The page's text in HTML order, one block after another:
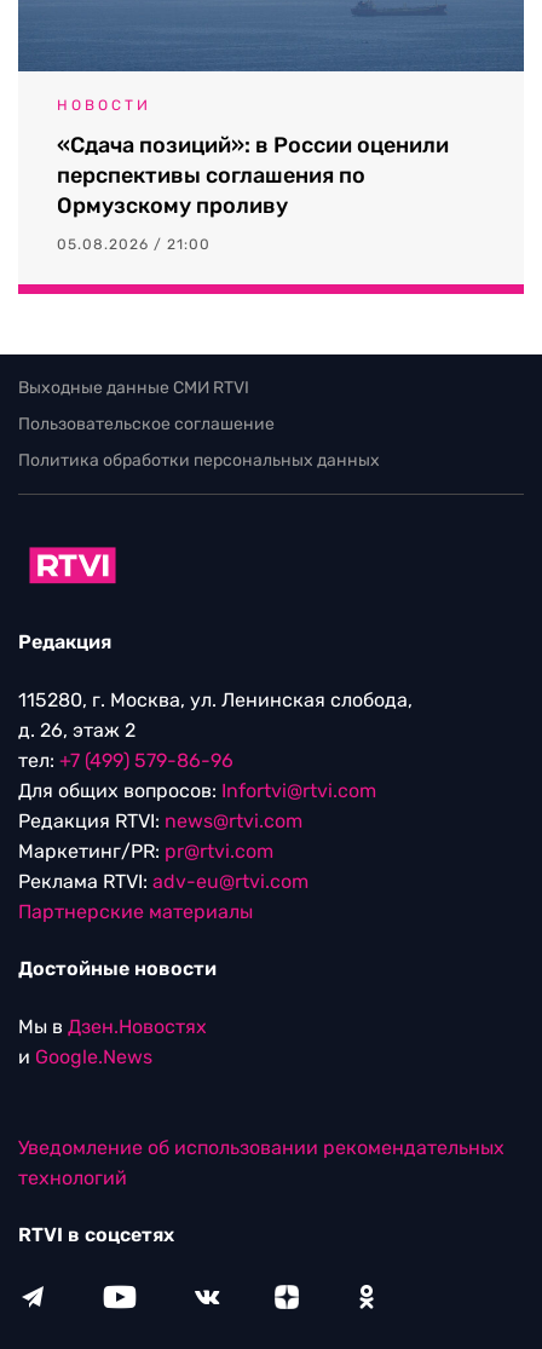
НОВОСТИ
«Сдача позиций»: в России оценили
перспективы соглашения по
Ормузскому проливу
05.08.2026 / 21:00
Выходные данные СМИ RTVI
Пользовательское соглашение
Политика обработки персональных данных
Редакция
115280, г. Москва, ул. Ленинская слобода,
д. 26, этаж 2
тел: +7 (499) 579-86-96
Для общих вопросов: Infortvi@rtvi.com
Редакция RTVI: news@rtvi.com
Маркетинг/PR: pr@rtvi.com
Реклама RTVI: adv-eu@rtvi.com
Партнерские материалы
Достойные новости
Мы в Дзен.Новостях
и Google.News
Уведомление об использовании рекомендательных
технологий
RTVI в соцсетях